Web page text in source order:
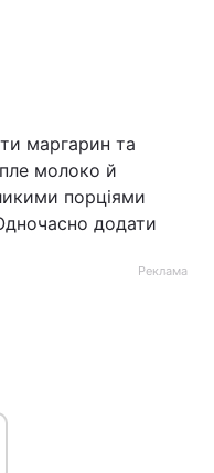
маргарин та
молоко й
порціями
додати
Реклама